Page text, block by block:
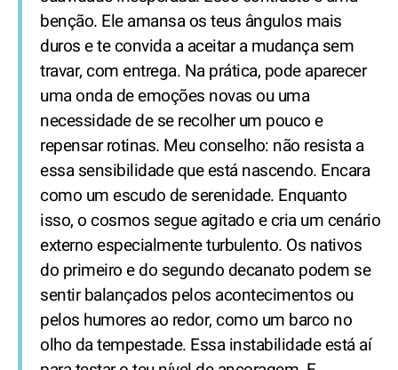
benção. Ele amansa os teus ângulos mais
duros e te convida a aceitar a mudança sem
travar, com entrega. Na prática, pode aparecer
uma onda de emoções novas ou uma
necessidade de se recolher um pouco e
repensar rotinas. Meu conselho: não resista a
essa sensibilidade que está nascendo. Encara
como um escudo de serenidade. Enquanto
isso, o cosmos segue agitado e cria um cenário
externo especialmente turbulento. Os nativos
do primeiro e do segundo decanato podem se
sentir balançados pelos acontecimentos ou
pelos humores ao redor, como um barco no
olho da tempestade. Essa instabilidade está aí